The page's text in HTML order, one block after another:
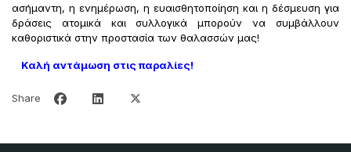
ασήμαντη, η ενημέρωση, η ευαισθητοποίηση και η δέσμευση για
δράσεις ατομικά και συλλογικά μπορούν να συμβάλλουν
καθοριστικά στην προστασία των θαλασσών μας!
Καλή αντάμωση στις παραλίες!
Share